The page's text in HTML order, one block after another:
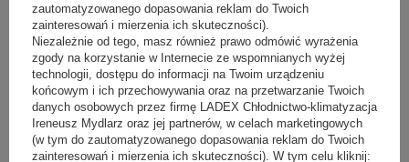
pojemników
6 szt. 8 szt.
- 5%
zautomatyzowanego dopasowania reklam do Twoich
zainteresowań i mierzenia ich skuteczności).
Niezależnie od tego, masz również prawo odmówić wyrażenia
zgody na korzystanie w Internecie ze wspomnianych wyżej
technologii, dostępu do informacji na Twoim urządzeniu
końcowym i ich przechowywania oraz na przetwarzanie Twoich
danych osobowych przez firmę LADEX Chłodnictwo-klimatyzacja
Ireneusz Mydlarz oraz jej partnerów, w celach marketingowych
(w tym do zautomatyzowanego dopasowania reklam do Twoich
zainteresowań i mierzenia ich skuteczności). W tym celu kliknij: